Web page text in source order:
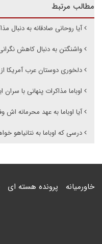
مطالب مرتبط
آیا روحانی صادقانه به دنبال
واشنگتن به دنبال کاهش
دلخوری دوستان عرب آمریکا از
اوباما مذاکرات پنهانی با سران
آیا اوباما به عهد محرمانه اش
درسی که اوباما به نتانیاهو
خاورمیانه پرونده هسته ای